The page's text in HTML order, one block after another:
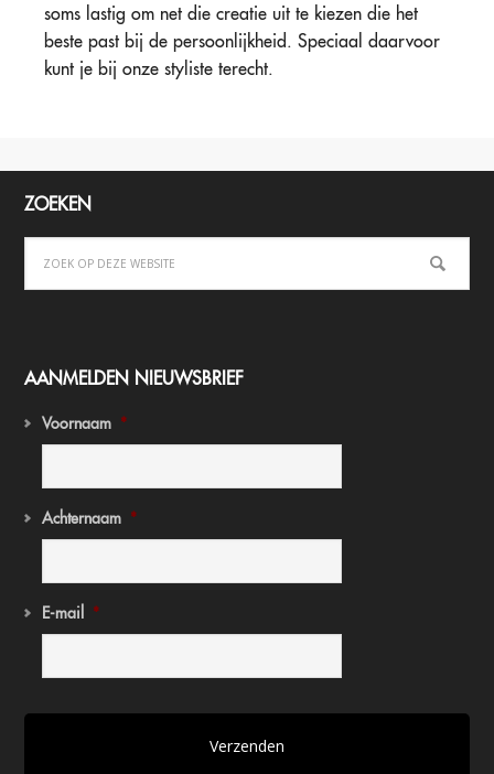
soms lastig om net die creatie uit te kiezen die het
beste past bij de persoonlijkheid. Speciaal daarvoor
kunt je bij onze styliste terecht.
ZOEKEN
AANMELDEN NIEUWSBRIEF
Voornaam *
Achternaam *
E-mail *